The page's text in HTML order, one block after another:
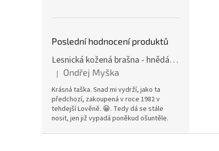
Poslední hodnocení produktů
Lesnická kožená brašna - hnědá hovězina
Hodnocení produktu je 5 z 5 hvězdiček.
| Ondřej Myška
Krásná taška. Snad mi vydrží, jako ta
předchozí, zakoupená v roce 1982 v
tehdejší Lověně. 😁. Tedy dá se stále
nosit, jen již vypadá poněkud ošuntěle.